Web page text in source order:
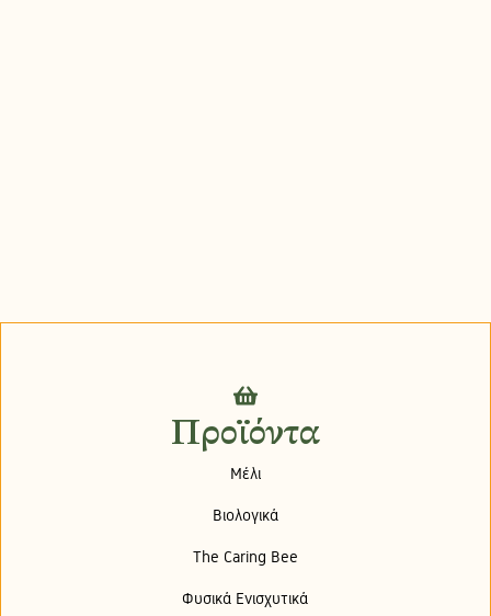
Προϊόντα
Μέλι
Βιολογικά
The Caring Bee
Φυσικά Ενισχυτικά